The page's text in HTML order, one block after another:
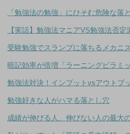
「勉強法の勉強」にひそむ危険な落
【実話】勉強法マニアVS勉強法否定
受験勉強でスランプに落ちるメカニ
暗記効率が倍増「ラーニングピラミッ
勉強法対決！インプットvsアウトプ
勉強好きな人がハマる落とし穴
成績が伸びる人、伸びない人の最大